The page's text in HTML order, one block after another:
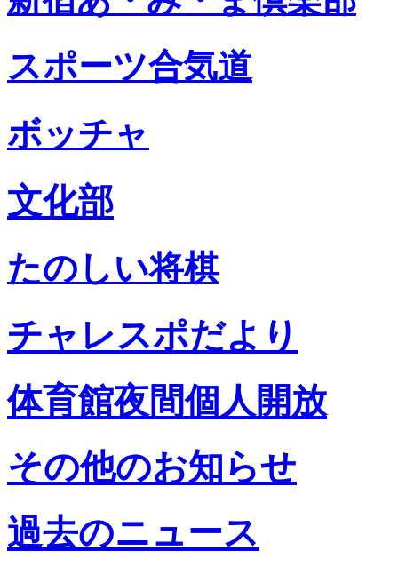
スポーツ合気道
ボッチャ
文化部
たのしい将棋
チャレスポだより
体育館夜間個人開放
その他のお知らせ
過去のニュース